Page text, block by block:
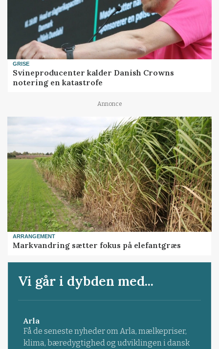
GRISE
Svineproducenter kalder Danish Crowns
notering en katastrofe
Annonce
ARRANGEMENT
Markvandring sætter fokus på elefantgræs
Vi går i dybden med...
Arla
Få de seneste nyheder om Arla, mælkepriser,
klima, bæredygtighed og udviklingen i dansk